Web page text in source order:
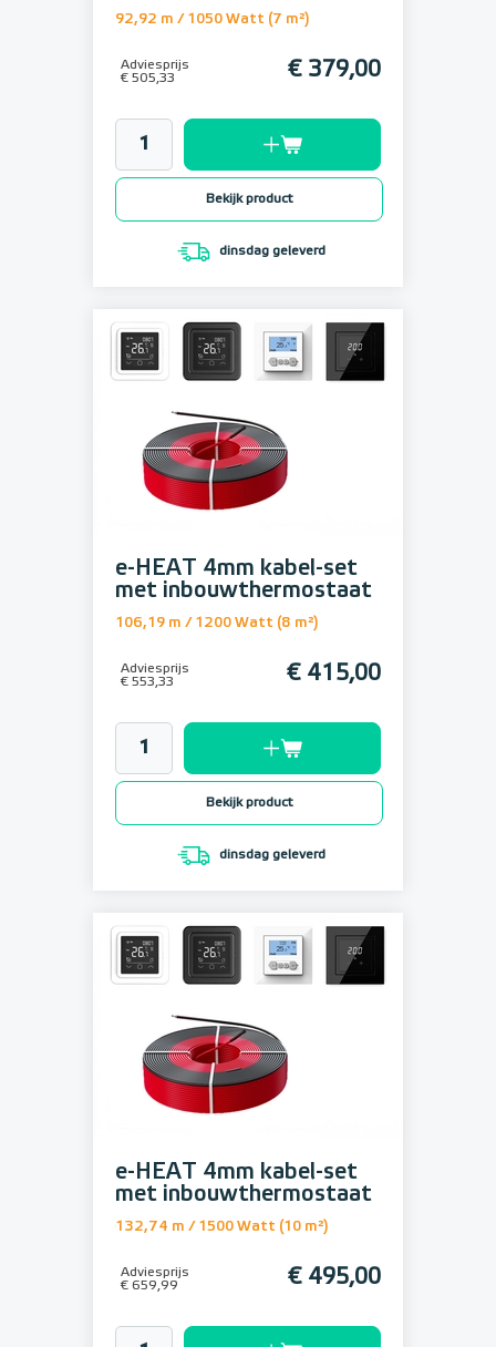
92,92 m / 1050 Watt (7 m²)
Adviesprijs
€ 505,33
€ 379,00
Bekijk product
dinsdag geleverd
e-HEAT 4mm kabel-set
met inbouwthermostaat
106,19 m / 1200 Watt (8 m²)
Adviesprijs
€ 553,33
€ 415,00
Bekijk product
dinsdag geleverd
e-HEAT 4mm kabel-set
met inbouwthermostaat
132,74 m / 1500 Watt (10 m²)
Adviesprijs
€ 659,99
€ 495,00